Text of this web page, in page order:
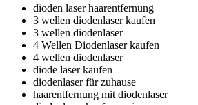
dioden laser haarentfernung
3 wellen diodenlaser kaufen
3 wellen diodenlaser
4 Wellen Diodenlaser kaufen
4 wellen diodenlaser
diode laser kaufen
diodenlaser für zuhause
haarentfernung mit diodenlaser